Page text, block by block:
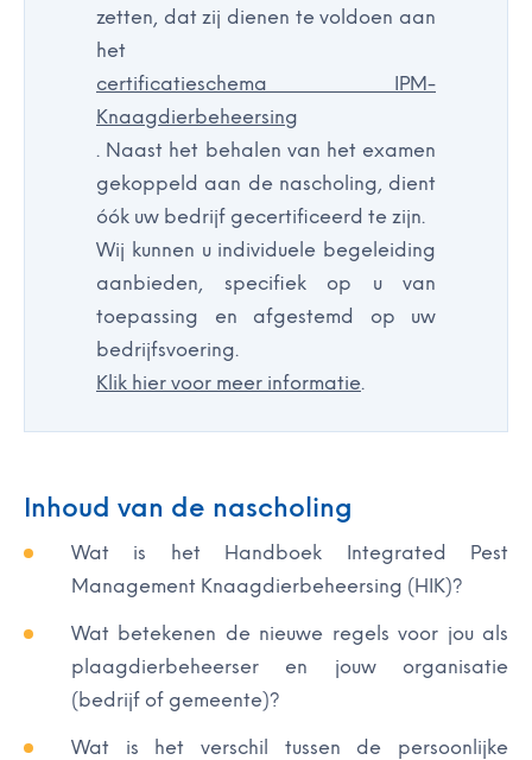
zetten, dat zij dienen te voldoen aan
het
certificatieschema IPM-
Knaagdierbeheersing
. Naast het behalen van het examen
gekoppeld aan de nascholing, dient
óók uw bedrijf gecertificeerd te zijn.
Wij kunnen u individuele begeleiding
aanbieden, specifiek op u van
toepassing en afgestemd op uw
bedrijfsvoering.
Klik hier voor meer informatie.
Inhoud van de nascholing
Wat is het Handboek Integrated Pest
Management Knaagdierbeheersing (HIK)?
Wat betekenen de nieuwe regels voor jou als
plaagdierbeheerser en jouw organisatie
(bedrijf of gemeente)?
Wat is het verschil tussen de persoonlijke